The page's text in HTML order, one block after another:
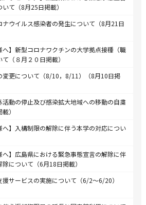
て（8月25日掲載）
ウイルス感染者の発生について（8月21日
へ】新型コロナワクチンの大学拠点接種（職
（８月２０日掲載）
変更について（8/10，8/11）（8月10日掲
活動の停止及び感染拡大地域への移動の自粛
）
へ】入構制限の解除に伴う本学の対応につい
へ】広島県における緊急事態宣言の解除に伴
について（6月18日掲載）
援サービスの実施について（6/2～6/20）